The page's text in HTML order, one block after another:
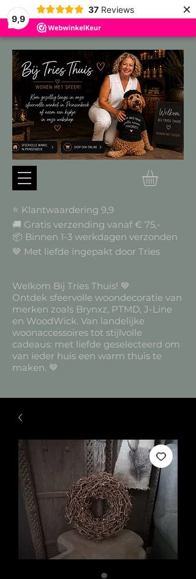
9,9
37 Reviews ×
⭐ Klantwaardering 9,9
🚚 Gratis verzending vanaf € 75,-
📦 Binnen 1-3 werkdagen verzonden
🤎 Met liefde ingepakt door Tries
Welkom Bij Tries Thuis! 🤎
Ontdek sfeervolle woondecoratie van
merken zoals Brynxz, PTMD, J-Line
en WoodWick. Van landelijke
woonaccessoires tot stijlvolle
cadeaus: met liefde geselecteerd om
van ieder huis een warm thuis te
maken. 🤎